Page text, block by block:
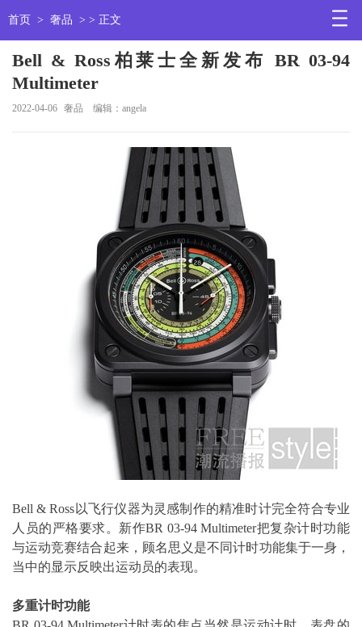
首页 > 奢品 > > 正文
Bell & Ross柏莱士全新发布 BR 03-94
Multimeter
2022-04-06 奢品 编辑：angela
Bell & Ross以飞行仪器为灵感制作的精准时计完全符合专业
人员的严格要求。新作BR 03-94 Multimeter把复杂计时功能
与运动竞赛结合起来，顾名思义是不同计时功能集于一身，
当中的显示反映出运动员的表现。
多重计时功能